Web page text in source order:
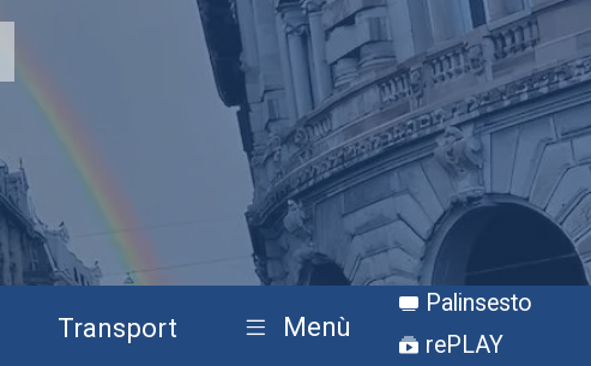
Transport Menù
Palinsesto
rePLAY